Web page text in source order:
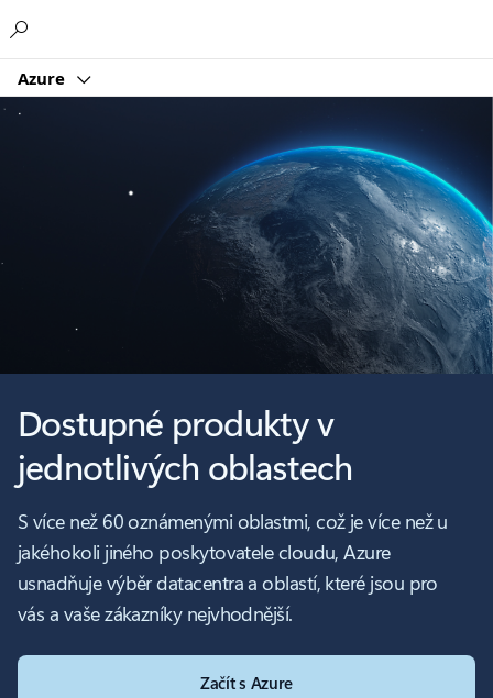
Azure
Dostupné produkty v
jednotlivých oblastech
S více než 60 oznámenými oblastmi, což je více než u
jakéhokoli jiného poskytovatele cloudu, Azure
usnadňuje výběr datacentra a oblastí, které jsou pro
vás a vaše zákazníky nejvhodnější.
Začít s Azure